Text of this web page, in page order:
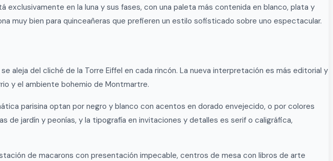
en la luna y sus fases, con una paleta más contenida en blanco, plata y
muy bien para quinceañeras que prefieren un estilo sofisticado sobre uno espectacular.
aleja del cliché de la Torre Eiffel en cada rincón. La nueva interpretación es más editorial y
y el ambiente bohemio de Montmartre.
parisina optan por negro y blanco con acentos en dorado envejecido, o por colores
jardín y peonías, y la tipografía en invitaciones y detalles es serif o caligráfica,
de macarons con presentación impecable, centros de mesa con libros de arte